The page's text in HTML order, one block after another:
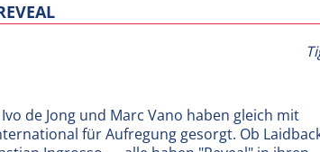
Ivo de Jong und Marc Vano haben gleich mit
für Aufregung gesorgt. Ob